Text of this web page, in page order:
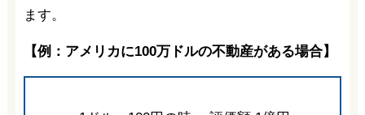
ます。
【例：アメリカに100万ドルの不動産がある場合】